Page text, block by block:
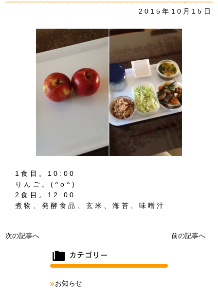
2015年10月15日
1食目。10:00
りんご。(^o^)
2食目。12:00
煮物、発酵食品、玄米、海苔、味噌汁
次の記事へ 前の記事へ
お知らせ